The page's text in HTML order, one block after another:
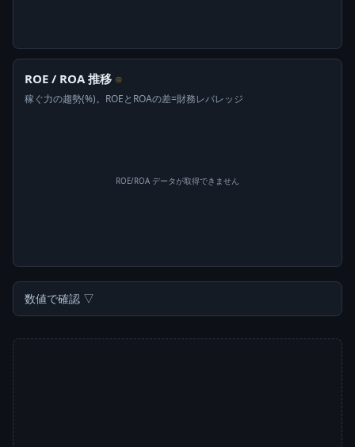
ROE / ROA 推移 ⊙
稼ぐ力の趨勢(%)。ROEとROAの差=財務レバレッジ
ROE/ROA データが取得できません
数値で確認 ▽